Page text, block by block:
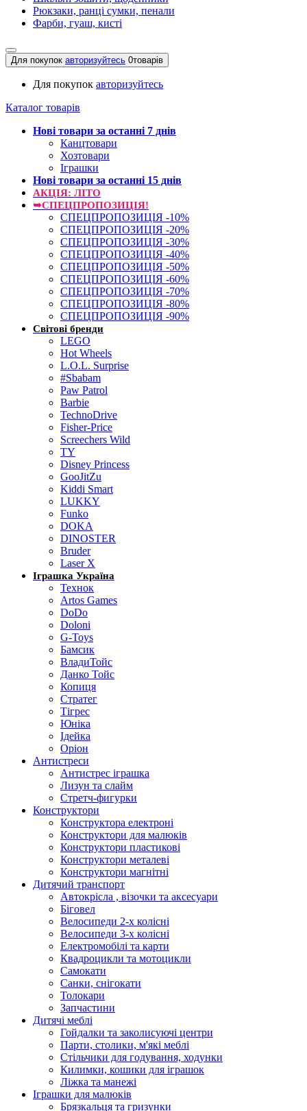
Рюкзаки, ранці сумки, пенали
Фарби, гуаш, кисті
Для покупок авторизуйтесь 0товарів
Для покупок авторизуйтесь
Каталог товарів
Нові товари за останнi 7 днiв
Канцтовари
Хозтовари
Іграшки
Нові товари за останнi 15 днiв
АКЦІЯ: ЛІТО
➥СПЕЦПРОПОЗИЦІЯ!
СПЕЦПРОПОЗИЦІЯ -10%
СПЕЦПРОПОЗИЦІЯ -20%
СПЕЦПРОПОЗИЦІЯ -30%
СПЕЦПРОПОЗИЦІЯ -40%
СПЕЦПРОПОЗИЦІЯ -50%
СПЕЦПРОПОЗИЦІЯ -60%
СПЕЦПРОПОЗИЦІЯ -70%
СПЕЦПРОПОЗИЦІЯ -80%
СПЕЦПРОПОЗИЦІЯ -90%
Світові бренди
LEGO
Hot Wheels
L.O.L. Surprise
#Sbabam
Paw Patrol
Barbie
TechnoDrive
Fisher-Price
Screechers Wild
TY
Disney Princess
GooJitZu
Kiddi Smart
LUKKY
Funko
DOKA
DINOSTER
Bruder
Laser X
Іграшка Україна
Технок
Artos Games
DoDo
Doloni
G-Toys
Бамсик
ВладиТойс
Данко Тойс
Копиця
Стратег
Тігрес
Юніка
Ідейка
Оріон
Антистреси
Антистрес іграшка
Лизун та слайм
Стретч-фигурки
Конструктори
Конструктора електроні
Конструктори для малюків
Конструктори пластикові
Конструктори металеві
Конструктори магнітні
Дитячий транспорт
Автокрісла , візочки та аксесуари
Біговел
Велосипеди 2-х колісні
Велосипеди 3-х колісні
Електромобілі та карти
Квадроцикли та мотоцикли
Самокати
Санки, снігокати
Толокари
Запчастини
Дитячі меблі
Гойдалки та заколисуючі центри
Парти, столики, м'які меблі
Стільчики для годування, ходунки
Килимки, кошики для іграшок
Ліжка та манежі
Іграшки для малюків
Брязкальця та гризунки